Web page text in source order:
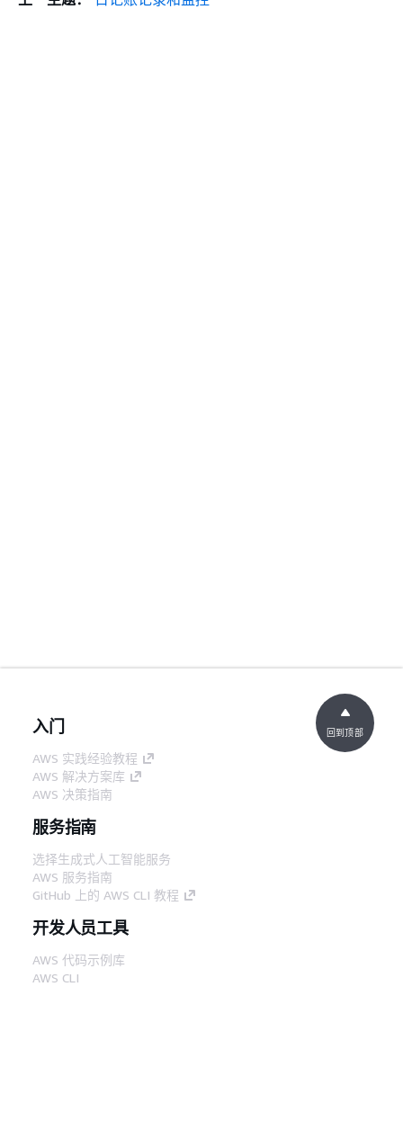
入门
AWS 实践经验教程
AWS 解决方案库
AWS 决策指南
服务指南
选择生成式人工智能服务
AWS 服务指南
GitHub 上的 AWS CLI 教程
开发人员工具
AWS 代码示例库
AWS CLI
回到顶部